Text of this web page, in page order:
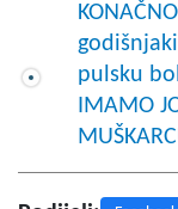
pulsku
IMAMO